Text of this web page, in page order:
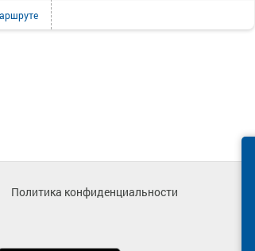
Политика конфиденциальности